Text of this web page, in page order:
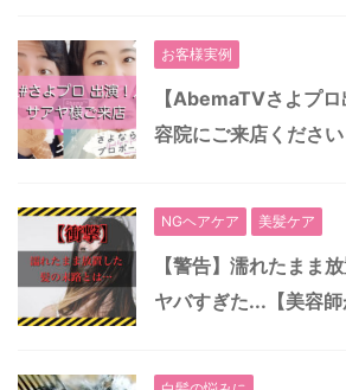
お客様実例
【AbemaTVさよプ
容院にご来店くださ
NGヘアケア 美髪ケア
【警告】濡れたまま
ヤバすぎた...【美容師